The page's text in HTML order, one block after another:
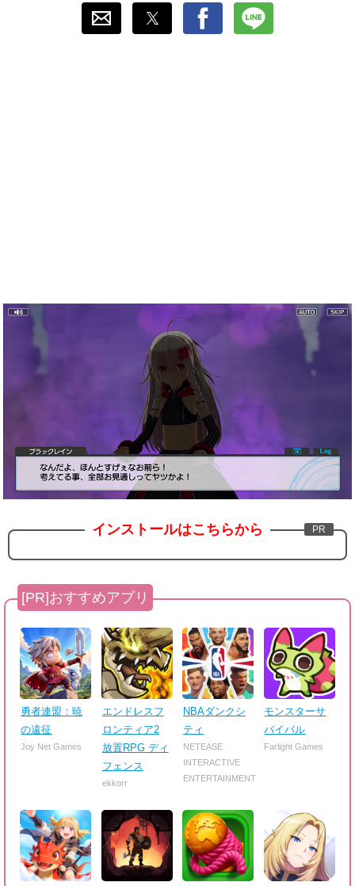
インストールはこちらから
勇者連盟：暁
の遠征
Joy Net Games
エンドレスフ
ロンティア2
放置RPG ディ
フェンス
ekkorr
NBAダンクシ
ティ
NETEASE
INTERACTIVE
ENTERTAINMENT
モンスターサ
バイバル
Farlight Games